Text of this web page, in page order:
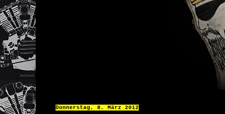
Donnerstag, 8. März 2012